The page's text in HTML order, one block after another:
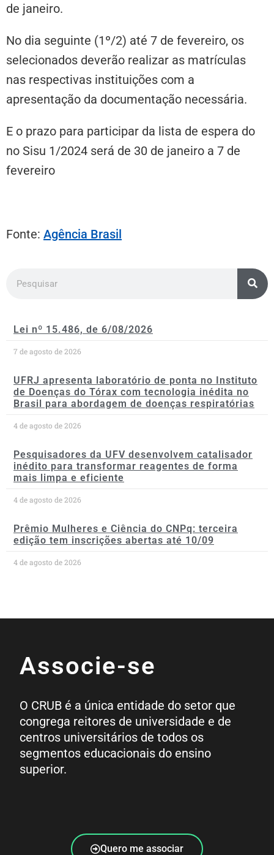
de janeiro.
No dia seguinte (1º/2) até 7 de fevereiro, os
selecionados deverão realizar as matrículas
nas respectivas instituições com a
apresentação da documentação necessária.
E o prazo para participar da lista de espera do
no Sisu 1/2024 será de 30 de janeiro a 7 de
fevereiro
Fonte: Agência Brasil
Lei nº 15.486, de 6/08/2026
7 de agosto de 2026
UFRJ apresenta laboratório de ponta no Instituto
de Doenças do Tórax com tecnologia inédita no
Brasil para abordagem de doenças respiratórias
4 de agosto de 2026
Pesquisadores da UFV desenvolvem catalisador
inédito para transformar reagentes de forma
mais limpa e eficiente
4 de agosto de 2026
Prêmio Mulheres e Ciência do CNPq: terceira
edição tem inscrições abertas até 10/09
4 de agosto de 2026
Associe-se
O CRUB é a única entidade do setor que
congrega reitores de universidade e de
centros universitários de todos os
segmentos educacionais do ensino
superior.
Quero me associar